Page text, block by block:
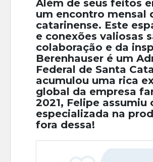
Além de seus feitos
um encontro mensal
catarinense. Este
e conexões valiosas
colaboração e da
Berenhauser é um
Federal de Santa
acumulou uma rica
global da empresa
2021, Felipe
especializada na
fora dessa!